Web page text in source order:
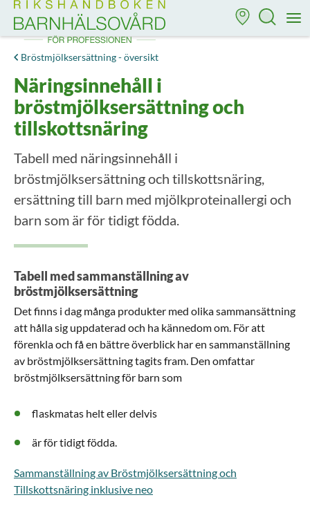
Till startsidan för Rikshandboken i barnhälsovård
Bröstmjölksersättning - översikt
Näringsinnehåll i
bröstmjölksersättning och
tillskottsnäring
Tabell med näringsinnehåll i
bröstmjölksersättning och tillskottsnäring,
ersättning till barn med mjölkproteinallergi och
barn som är för tidigt födda.
Tabell med sammanställning av
bröstmjölksersättning
Det finns i dag många produkter med olika sammansättning
att hålla sig uppdaterad och ha kännedom om. För att
förenkla och få en bättre överblick har en sammanställning
av bröstmjölksersättning tagits fram. Den omfattar
bröstmjölksersättning för barn som
flaskmatas helt eller delvis
är för tidigt födda.
Sammanställning av Bröstmjölksersättning och
Tillskottsnäring inklusive neo